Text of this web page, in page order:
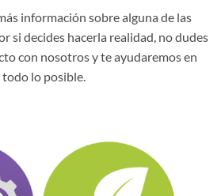
información sobre alguna de las
si decides hacerla realidad, no dudes
con nosotros y te ayudaremos en
todo lo posible.